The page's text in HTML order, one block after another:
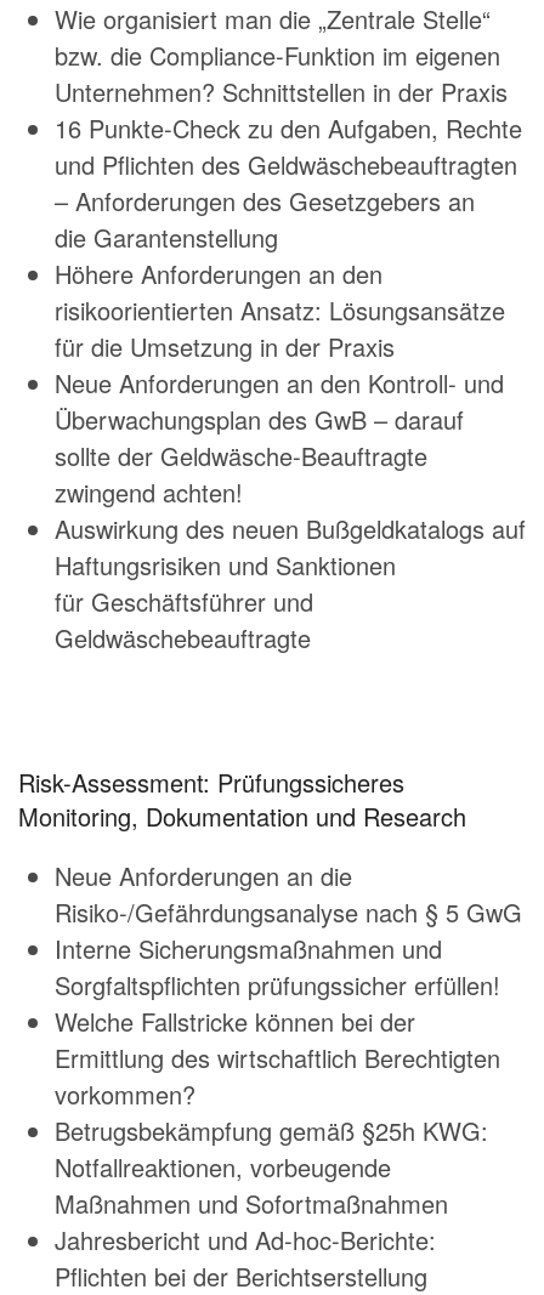
Wie organisiert man die „Zentrale Stelle“
bzw. die Compliance-Funktion im eigenen
Unternehmen? Schnittstellen in der Praxis
16 Punkte-Check zu den Aufgaben, Rechte
und Pflichten des Geldwäschebeauftragten
– Anforderungen des Gesetzgebers an
die Garantenstellung
Höhere Anforderungen an den
risikoorientierten Ansatz: Lösungsansätze
für die Umsetzung in der Praxis
Neue Anforderungen an den Kontroll- und
Überwachungsplan des GwB – darauf
sollte der Geldwäsche-Beauftragte
zwingend achten!
Auswirkung des neuen Bußgeldkatalogs auf
Haftungsrisiken und Sanktionen
für Geschäftsführer und
Geldwäschebeauftragte
Risk-Assessment: Prüfungssicheres
Monitoring, Dokumentation und Research
Neue Anforderungen an die
Risiko-/Gefährdungsanalyse nach § 5 GwG
Interne Sicherungsmaßnahmen und
Sorgfaltspflichten prüfungssicher erfüllen!
Welche Fallstricke können bei der
Ermittlung des wirtschaftlich Berechtigten
vorkommen?
Betrugsbekämpfung gemäß §25h KWG:
Notfallreaktionen, vorbeugende
Maßnahmen und Sofortmaßnahmen
Jahresbericht und Ad-hoc-Berichte:
Pflichten bei der Berichtserstellung